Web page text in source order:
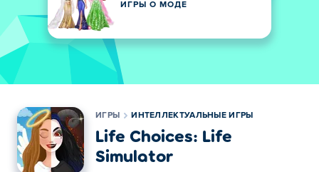
ИГРЫ О МОДЕ
ИГРЫ ИНТЕЛЛЕКТУАЛЬНЫЕ ИГРЫ
Life Choices: Life
Simulator